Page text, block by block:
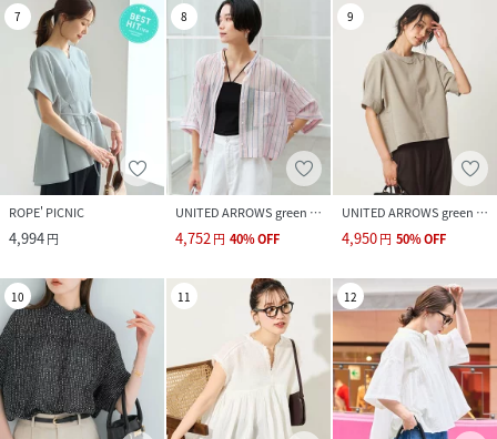
7
ROPE' PICNIC
4,994円
8
UNITED ARROWS green label relaxing
4,752円 40%OFF
9
UNITED ARROWS green label relaxing
4,950円 50%OFF
10 11 12